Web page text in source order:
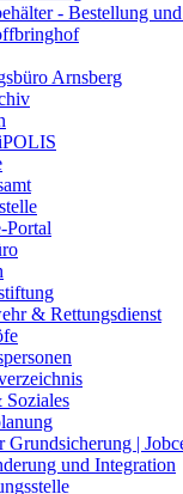
- Bestellung
Arnsberg
Portal
& Rettungsdienst
Soziales
Grundsicherung |
und Integration